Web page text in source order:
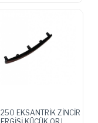
EKSANTRİK ZİNCİR